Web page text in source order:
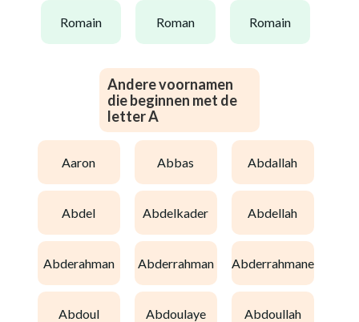
romain roman romain
Andere voornamen
die beginnen met de
letter A
aaron abbas abdallah
abdel abdelkader abdellah
abderahman abderrahman abderrahmane
abdoul abdoulaye abdoullah